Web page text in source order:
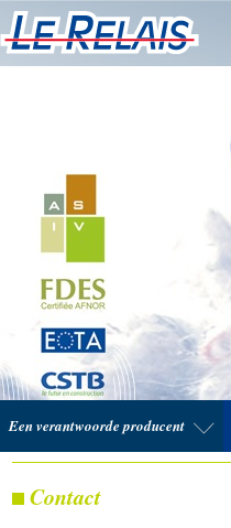
Een verantwoorde producent
Contact